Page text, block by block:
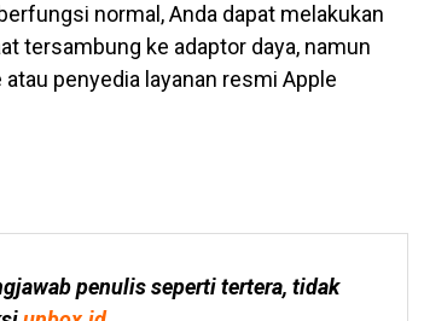
normal, Anda dapat melakukan
tersambung ke adaptor daya, namun
penyedia layanan resmi Apple
penulis seperti tertera, tidak